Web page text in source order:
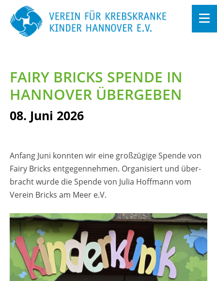
sprin­
gen
FAIRY BRICKS SPEN­DE IN
HAN­NO­VER ÜBER­GE­BEN
08. Juni 2026
An­fang Juni konn­ten wir eine gro­ß­zü­gi­ge Spen­de von
Fairy Bricks ent­ge­gen­neh­men. Or­ga­ni­siert und über­
bracht wurde die Spen­de von Julia Hoff­mann vom
Ver­ein Bricks am Meer e.V.